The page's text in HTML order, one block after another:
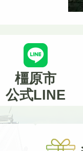
橿原市
公式LINE